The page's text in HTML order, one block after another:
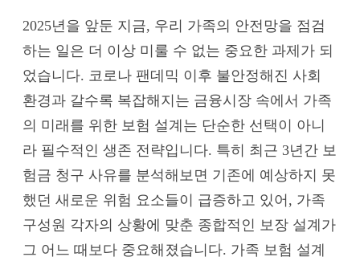
2025년을 앞둔 지금, 우리 가족의 안전망을 점검
하는 일은 더 이상 미룰 수 없는 중요한 과제가 되
었습니다. 코로나 팬데믹 이후 불안정해진 사회
환경과 갈수록 복잡해지는 금융시장 속에서 가족
의 미래를 위한 보험 설계는 단순한 선택이 아니
라 필수적인 생존 전략입니다. 특히 최근 3년간 보
험금 청구 사유를 분석해보면 기존에 예상하지 못
했던 새로운 위험 요소들이 급증하고 있어, 가족
구성원 각자의 상황에 맞춘 종합적인 보장 설계가
그 어느 때보다 중요해졌습니다. 가족 보험 설계